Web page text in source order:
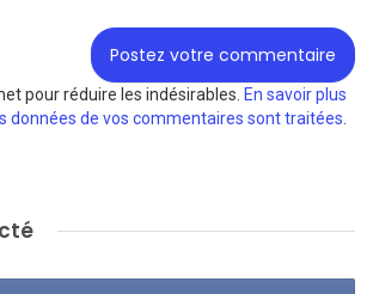
pour réduire les indésirables. En savoir plus
données de vos commentaires sont traitées.